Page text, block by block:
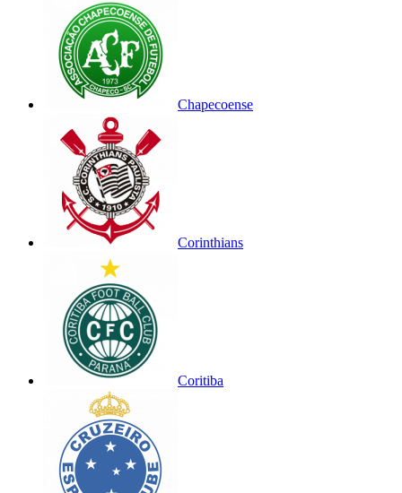
Chapecoense
Corinthians
Coritiba